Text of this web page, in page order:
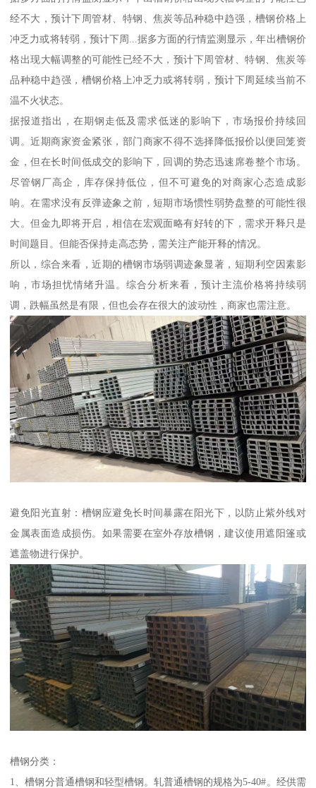
经不大，预计下周管材、特钢、焦炭等品种稳中趋强，槽钢价格上
冲乏力或将转弱，预计下周...据多方面的行情监测显示，年出槽钢价
格出现大幅调整的可能性已经不大，预计下周管材、特钢、焦炭等
品种稳中趋强，槽钢价格上冲乏力或将转弱，预计下周延续当前不
温不火状态。
据报道指出，在期钢走低及需求低迷的影响下，市场报价持续回
调。近期商家资金紧张，部门商家不得不选择降低报价以便回笼资
金，但在长时间低成交的影响下，回调的势态迅速席卷整个市场。
尽管钢厂高企，库存保持低位，但不可避免的对商家心态造成影
响。在需求没有反弹迹象之前，短期市场惯性弱势盘整的可能性很
大。但金九即将开启，相信在宏观面略有好转的下，需求开释只是
时间题目。但能否保持走高态势，需关注产能开释的情况。
所以，综合来看，近期的槽钢市场弱调迹象显著，短期利空因素影
响，市场担忧情绪升温。综合分析来看，预计主流价格将持续弱
调，跌幅虽然是有限，但也会存在很大的波动性，商家也需注意。
避免阳光直射：槽钢应避免长时间暴露在阳光下，以防止紫外线对
金属表面造成损伤。如果需要在室外存放槽钢，建议使用遮阳篷或
遮盖物进行保护。
槽钢分类：
1、槽钢分普通槽钢和轻型槽钢。轧普通槽钢的规格为5-40#。经供需